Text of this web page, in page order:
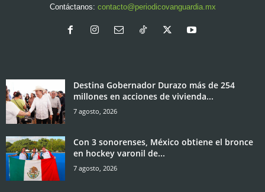
Contáctanos: contacto@periodicovanguardia.mx
Destina Gobernador Durazo más de 254
millones en acciones de vivienda...
7 agosto, 2026
Con 3 sonorenses, México obtiene el bronce
en hockey varonil de...
7 agosto, 2026